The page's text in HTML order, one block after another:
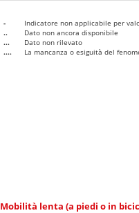
-
Indicatore non applicabile per
..
Dato non ancora disponibile
...
Dato non rilevato
....
La mancanza o esiguità del
Mobilità lenta (a piedi o in